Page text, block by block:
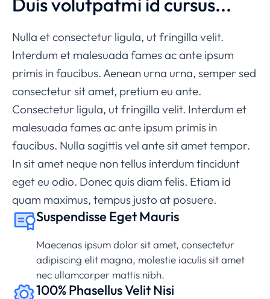
Nulla et consectetur ligula, ut fringilla velit.
Interdum et malesuada fames ac ante ipsum
primis in faucibus. Aenean urna urna, semper sed
consectetur sit amet, pretium eu ante.
Consectetur ligula, ut fringilla velit. Interdum et
malesuada fames ac ante ipsum primis in
faucibus. Nulla sagittis vel ante sit amet tempor.
In sit amet neque non tellus interdum tincidunt
eget eu odio. Donec quis diam felis. Etiam id
quam maximus, tempus justo at posuere.
Suspendisse Eget Mauris
Maecenas ipsum dolor sit amet, consectetur
adipiscing elit magna, molestie iaculis sit amet
nec ullamcorper mattis nibh.
100% Phasellus Velit Nisi